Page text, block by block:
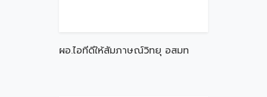
ผอ.ไอทีดีให้สัมภาษณ์วิทยุ อสมท